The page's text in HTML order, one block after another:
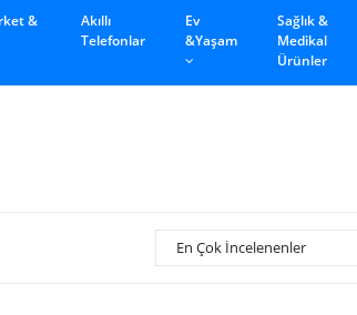
&
Akıllı
Telefonlar
Ev
&Yaşam
Sağlık &
Medikal
Ürünler
En Çok İncelenenler